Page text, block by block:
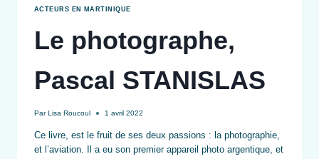
ACTEURS EN MARTINIQUE
Le photographe,
Pascal STANISLAS
Par Lisa Roucoul 1 avril 2022
Ce livre, est le fruit de ses deux passions : la photographie,
et l’aviation. Il a eu son premier appareil photo argentique, et